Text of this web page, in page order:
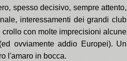
spesso decisivo, sempre attento,
interessamenti dei grandi club
con molte imprecisioni alcune
ovviamente addio Europei). Un
l'amaro in bocca.